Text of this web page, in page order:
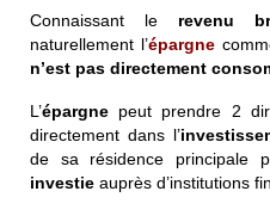
Connaissant le revenu
naturellement l’épargne
n’est pas directement
L’épargne peut prendre 2
directement dans l’
de sa résidence principale
investie auprès d’institutions